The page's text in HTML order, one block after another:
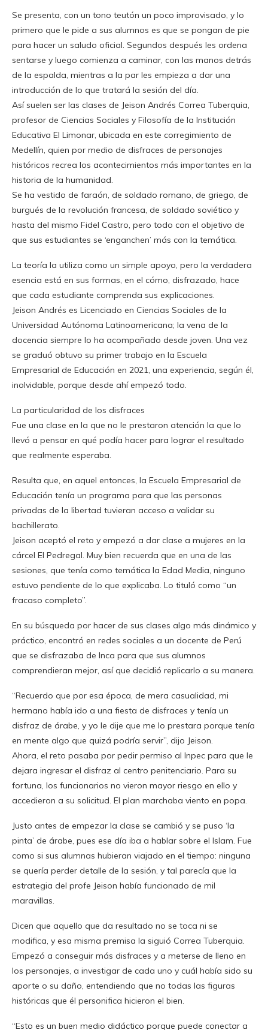
Se presenta, con un tono teutón un poco improvisado, y lo
primero que le pide a sus alumnos es que se pongan de pie
para hacer un saludo oficial. Segundos después les ordena
sentarse y luego comienza a caminar, con las manos detrás
de la espalda, mientras a la par les empieza a dar una
introducción de lo que tratará la sesión del día.
Así suelen ser las clases de Jeison Andrés Correa Tuberquia,
profesor de Ciencias Sociales y Filosofía de la Institución
Educativa El Limonar, ubicada en este corregimiento de
Medellín, quien por medio de disfraces de personajes
históricos recrea los acontecimientos más importantes en la
historia de la humanidad.
Se ha vestido de faraón, de soldado romano, de griego, de
burgués de la revolución francesa, de soldado soviético y
hasta del mismo Fidel Castro, pero todo con el objetivo de
que sus estudiantes se ‘enganchen’ más con la temática.
La teoría la utiliza como un simple apoyo, pero la verdadera
esencia está en sus formas, en el cómo, disfrazado, hace
que cada estudiante comprenda sus explicaciones.
Jeison Andrés es Licenciado en Ciencias Sociales de la
Universidad Autónoma Latinoamericana; la vena de la
docencia siempre lo ha acompañado desde joven. Una vez
se graduó obtuvo su primer trabajo en la Escuela
Empresarial de Educación en 2021, una experiencia, según él,
inolvidable, porque desde ahí empezó todo.
La particularidad de los disfraces
Fue una clase en la que no le prestaron atención la que lo
llevó a pensar en qué podía hacer para lograr el resultado
que realmente esperaba.
Resulta que, en aquel entonces, la Escuela Empresarial de
Educación tenía un programa para que las personas
privadas de la libertad tuvieran acceso a validar su
bachillerato.
Jeison aceptó el reto y empezó a dar clase a mujeres en la
cárcel El Pedregal. Muy bien recuerda que en una de las
sesiones, que tenía como temática la Edad Media, ninguno
estuvo pendiente de lo que explicaba. Lo tituló como “un
fracaso completo”.
En su búsqueda por hacer de sus clases algo más dinámico y
práctico, encontró en redes sociales a un docente de Perú
que se disfrazaba de Inca para que sus alumnos
comprendieran mejor, así que decidió replicarlo a su manera.
“Recuerdo que por esa época, de mera casualidad, mi
hermano había ido a una fiesta de disfraces y tenía un
disfraz de árabe, y yo le dije que me lo prestara porque tenía
en mente algo que quizá podría servir”, dijo Jeison.
Ahora, el reto pasaba por pedir permiso al Inpec para que le
dejara ingresar el disfraz al centro penitenciario. Para su
fortuna, los funcionarios no vieron mayor riesgo en ello y
accedieron a su solicitud. El plan marchaba viento en popa.
Justo antes de empezar la clase se cambió y se puso ‘la
pinta’ de árabe, pues ese día iba a hablar sobre el Islam. Fue
como si sus alumnas hubieran viajado en el tiempo: ninguna
se quería perder detalle de la sesión, y tal parecía que la
estrategia del profe Jeison había funcionado de mil
maravillas.
Dicen que aquello que da resultado no se toca ni se
modifica, y esa misma premisa la siguió Correa Tuberquia.
Empezó a conseguir más disfraces y a meterse de lleno en
los personajes, a investigar de cada uno y cuál había sido su
aporte o su daño, entendiendo que no todas las figuras
históricas que él personifica hicieron el bien.
“Esto es un buen medio didáctico porque puede conectar a